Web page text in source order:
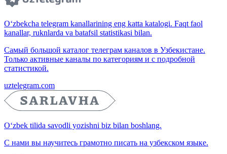
O‘zbekcha telegram kanallarining eng katta katalogi. Faqt faol
kanallar, ruknlarda va batafsil statistikasi bilan.
Самый большой каталог телеграм каналов в Узбекистане.
Только активные каналы по категориям и с подробной
статистикой.
uztelegram.com
O‘zbek tilida savodli yozishni biz bilan boshlang.
С нами вы научитесь грамотно писать на узбекском языке.